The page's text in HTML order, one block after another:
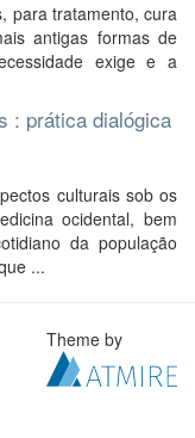
para tratamento, cura
antigas formas de
exige e a
: prática dialógica
culturais sob os
ocidental, bem
da população
...
Theme by